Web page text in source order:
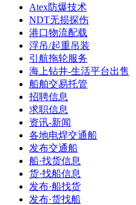
Atex防爆技术
NDT无损探伤
港口物流配载
浮吊/起重吊装
引航拖轮服务
海上钻井-生活平台出售
船舶交易托管
招聘信息
求职信息
资讯-新闻
各地电焊交通船
发布交通船
船·找货信息
货·找船信息
发布·船找货
发布·货找船